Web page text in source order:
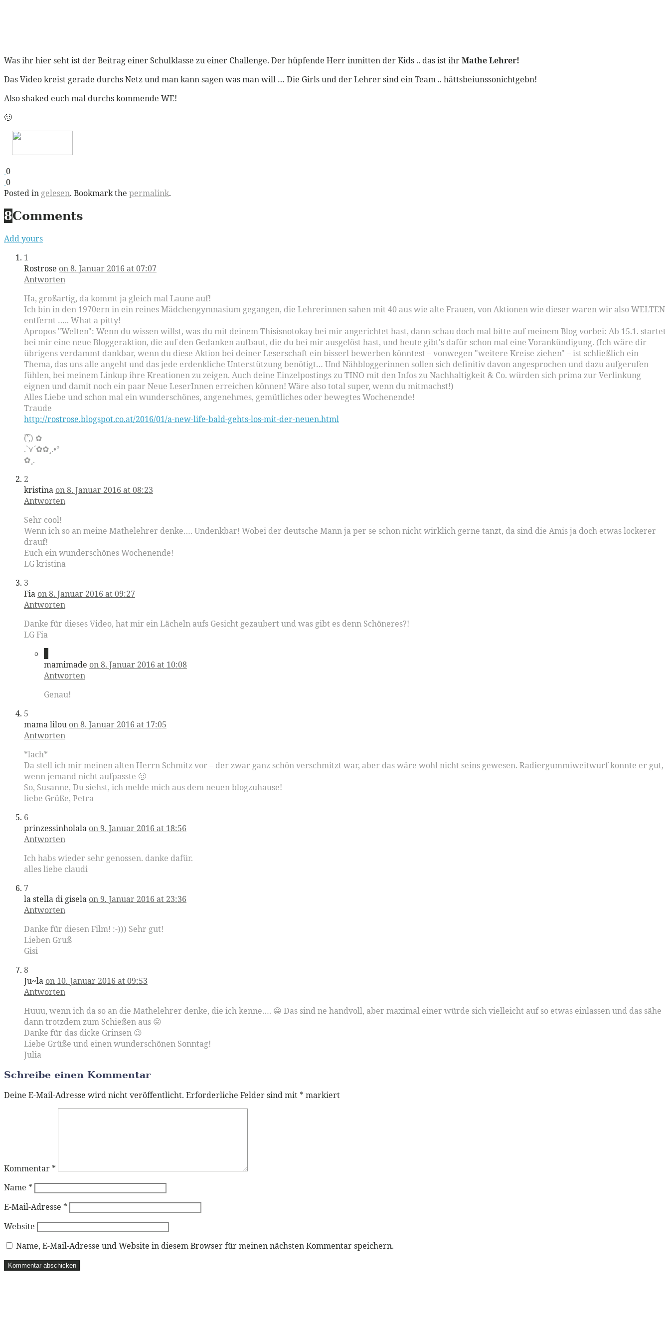
Was ihr hier seht ist der Beitrag einer Schulklasse zu einer Challenge. Der hüpfende Herr inmitten der Kids .. das ist ihrMathe Lehrer!
Das Video kreist gerade durchs Netz und man kann sagen was man will … Die Girls und der Lehrer sind ein Team .. hättsbeiunssonichtgebn!
Also shaked euch mal durchs kommende WE!
🙂
0
0
Posted in gelesen. Bookmark the permalink.
8Comments
Add yours
1
Rostrose on 8. Januar 2016 at 07:07
Antworten
Ha, großartig, da kommt ja gleich mal Laune auf!
Ich bin in den 1970ern in ein reines Mädchengymnasium gegangen, die Lehrerinnen sahen mit 40 aus wie alte Frauen, von Aktionen wie dieser waren wir also WELTEN
entfernt ….. What a pitty!
Apropos "Welten": Wenn du wissen willst, was du mit deinem Thisisnotokay bei mir angerichtet hast, dann schau doch mal bitte auf meinem Blog vorbei: Ab 15.1. startet
bei mir eine neue Bloggeraktion, die auf den Gedanken aufbaut, die du bei mir ausgelöst hast, und heute gibt's dafür schon mal eine Vorankündigung. (Ich wäre dir
übrigens verdammt dankbar, wenn du diese Aktion bei deiner Leserschaft ein bisserl bewerben könntest – vonwegen "weitere Kreise ziehen" – ist schließlich ein
Thema, das uns alle angeht und das jede erdenkliche Unterstützung benötigt… Und Nähbloggerinnen sollen sich definitiv davon angesprochen und dazu aufgerufen
fühlen, bei meinem Linkup ihre Kreationen zu zeigen. Auch deine Einzelpostings zu TINO mit den Infos zu Nachhaltigkeit & Co. würden sich prima zur Verlinkung
eignen und damit noch ein paar Neue LeserInnen erreichen können! Wäre also total super, wenn du mitmachst!)
Alles Liebe und schon mal ein wunderschönes, angenehmes, gemütliches oder bewegtes Wochenende!
Traude
http://rostrose.blogspot.co.at/2016/01/a-new-life-bald-gehts-los-mit-der-neuen.html
(⁀‵⁀,) ✿
.`⋎´✿✿¸.•°
✿¸.
2
kristina on 8. Januar 2016 at 08:23
Antworten
Sehr cool!
Wenn ich so an meine Mathelehrer denke…. Undenkbar! Wobei der deutsche Mann ja per se schon nicht wirklich gerne tanzt, da sind die Amis ja doch etwas lockerer
drauf!
Euch ein wunderschönes Wochenende!
LG kristina
3
Fia on 8. Januar 2016 at 09:27
Antworten
Danke für dieses Video, hat mir ein Lächeln aufs Gesicht gezaubert und was gibt es denn Schöneres?!
LG Fia
mamimade on 8. Januar 2016 at 10:08
Antworten
Genau!
5
mama lilou on 8. Januar 2016 at 17:05
Antworten
*lach*
Da stell ich mir meinen alten Herrn Schmitz vor – der zwar ganz schön verschmitzt war, aber das wäre wohl nicht seins gewesen. Radiergummiweitwurf konnte er gut,
wenn jemand nicht aufpasste 🙂
So, Susanne, Du siehst, ich melde mich aus dem neuen blogzuhause!
liebe Grüße, Petra
6
prinzessinholala on 9. Januar 2016 at 18:56
Antworten
Ich habs wieder sehr genossen. danke dafür.
alles liebe claudi
7
la stella di gisela on 9. Januar 2016 at 23:36
Antworten
Danke für diesen Film! :-))) Sehr gut!
Lieben Gruß
Gisi
8
Ju~la on 10. Januar 2016 at 09:53
Antworten
Huuu, wenn ich da so an die Mathelehrer denke, die ich kenne…. 😀 Das sind ne handvoll, aber maximal einer würde sich vielleicht auf so etwas einlassen und das sähe
dann trotzdem zum Schießen aus 😛
Danke für das dicke Grinsen 😉
Liebe Grüße und einen wunderschönen Sonntag!
Julia
Schreibe einen Kommentar
Deine E-Mail-Adresse wird nicht veröffentlicht. Erforderliche Felder sind mit * markiert
Kommentar *
Name *
E-Mail-Adresse *
Website
Name, E-Mail-Adresse und Website in diesem Browser für meinen nächsten Kommentar speichern.